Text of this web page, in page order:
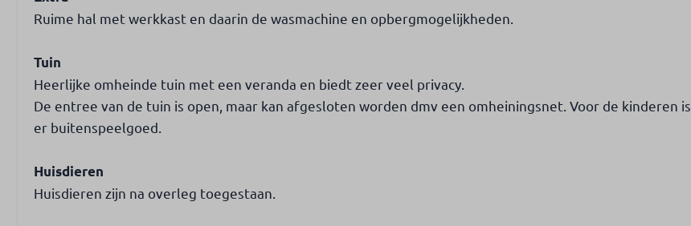
Ruime hal met werkkast en daarin de wasmachine en opbergmogelijkheden.
Tuin
Heerlijke omheinde tuin met een veranda en biedt zeer veel privacy.
De entree van de tuin is open, maar kan afgesloten worden dmv een omheiningsnet. Voor de kinderen is
er buitenspeelgoed.
Huisdieren
Huisdieren zijn na overleg toegestaan.